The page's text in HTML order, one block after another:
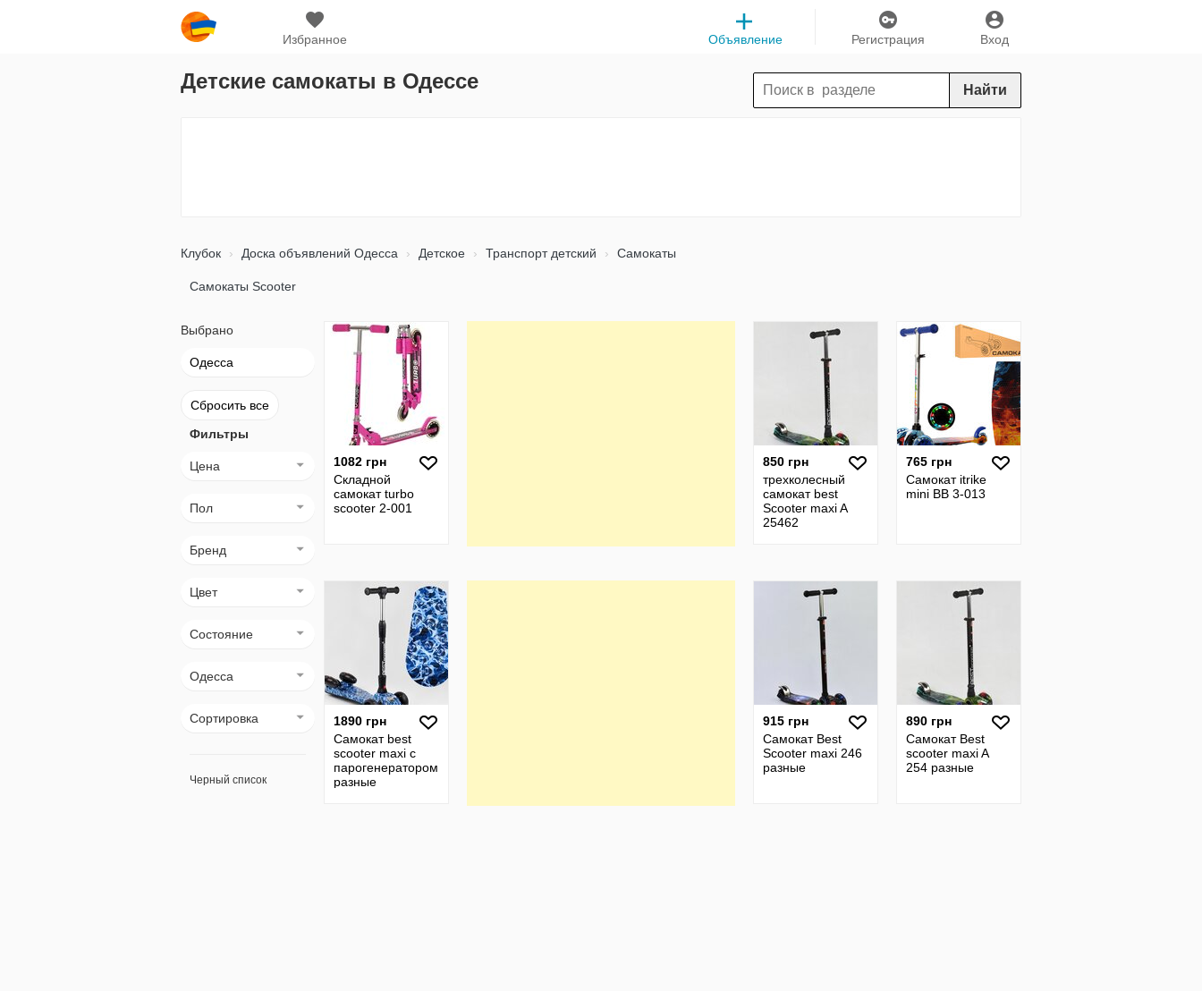
Избранное Вход
Регистрация
Объявление
Детские самокаты в Одессе Найти
Клубок Доска объявлений Одесса Детское Транспорт детский Самокаты
Самокаты Scooter
Выбрано
Одесса
Сбросить все
Фильтры
Цена
Пол
Бренд
Цвет
Состояние
Одесса
Сортировка
Черный список
1082 грн
Складной
самокат turbo
scooter 2-001
850 грн
трехколесный
самокат best
Scooter maxi A
25462
765 грн
Самокат itrike
mini BB 3-013
1890 грн
Самокат best
scooter maxi с
парогенератором
разные
915 грн
Самокат Best
Scooter maxi 246
разные
890 грн
Самокат Best
scooter maxi A
254 разные